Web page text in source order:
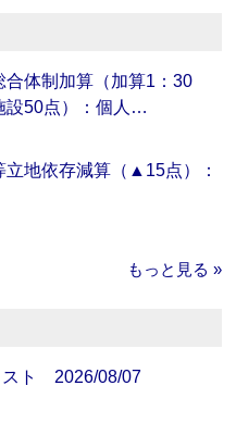
合体制加算（加算1：30
設50点）：個人…
立地依存減算（▲15点）：
もっと見る »
スト 2026/08/07